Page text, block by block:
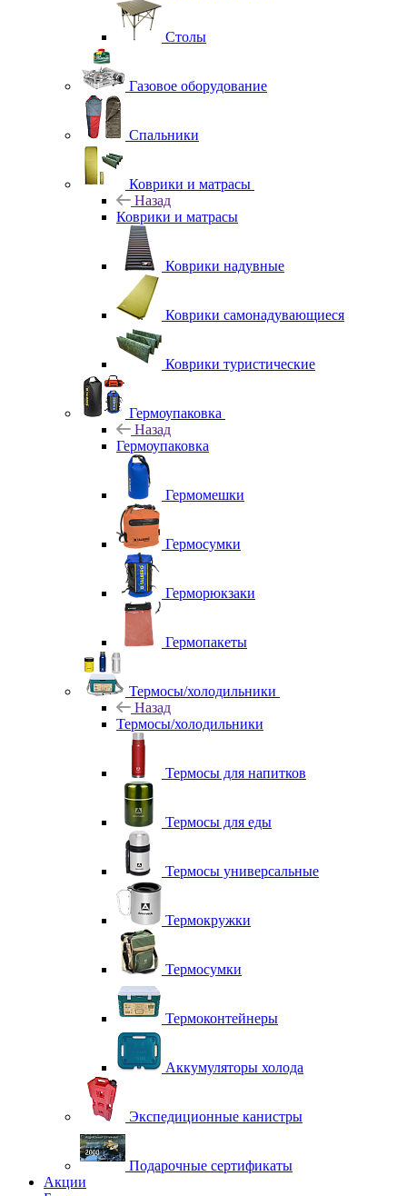
Столы
Газовое оборудование
Спальники
Коврики и матрасы
Назад
Коврики и матрасы
Коврики надувные
Коврики самонадувающиеся
Коврики туристические
Гермоупаковка
Назад
Гермоупаковка
Гермомешки
Гермосумки
Герморюкзаки
Гермопакеты
Термосы/холодильники
Назад
Термосы/холодильники
Термосы для напитков
Термосы для еды
Термосы универсальные
Термокружки
Термосумки
Термоконтейнеры
Аккумуляторы холода
Экспедиционные канистры
Подарочные сертификаты
Акции